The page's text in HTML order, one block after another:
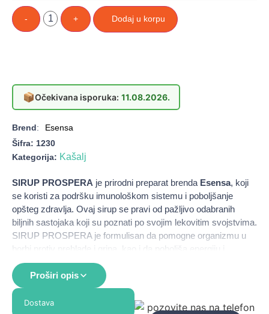
- + Dodaj u korpu
📦Očekivana isporuka: 11.08.2026.
Brend:
Esensa
Šifra: 1230
Kategorija: Kašalj
SIRUP PROSPERA je prirodni preparat brenda Esensa, koji
se koristi za podršku imunološkom sistemu i poboljšanje
opšteg zdravlja. Ovaj sirup se pravi od pažljivo odabranih
biljnih sastojaka koji su poznati po svojim lekovitim svojstvima.
SIRUP PROSPERA je formulisan da pomogne organizmu u
borbi protiv prehlade i gripa, kao i da poboljša energiju i
vitalnost. Njegova prirodna formula čini ga pogodnim za sve
uzraste, a posebno se preporučuje osobama koje su podložne
čestim prehladama ili imaju oslabljen imunitet.
Namena
Proširi opis
Dostava